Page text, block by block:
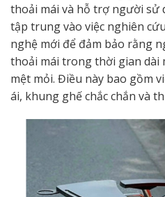
thoải mái và hỗ trợ người sử
tập trung vào việc nghiên
nghệ mới để đảm bảo rằng
thoải mái trong thời gian dài
mệt mỏi. Điều này bao gồm
ái, khung ghế chắc chắn và